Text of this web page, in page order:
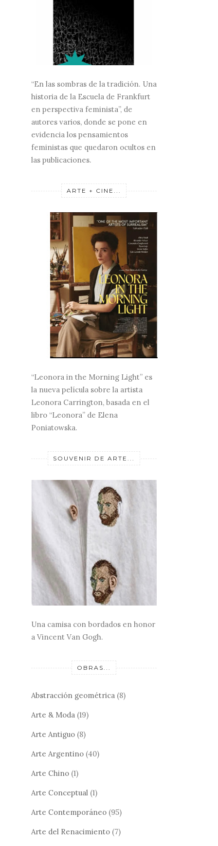
“En las sombras de la tradición. Una
historia de la Escuela de Frankfurt
en perspectiva feminista”, de
autores varios, donde se pone en
evidencia los pensamientos
feministas que quedaron ocultos en
las publicaciones.
ARTE + CINE...
“Leonora in the Morning Light” es
la nueva película sobre la artista
Leonora Carrington, basada en el
libro “Leonora” de Elena
Poniatowska.
SOUVENIR DE ARTE...
Una camisa con bordados en honor
a Vincent Van Gogh.
OBRAS...
Abstracción geométrica (8)
Arte & Moda (19)
Arte Antiguo (8)
Arte Argentino (40)
Arte Chino (1)
Arte Conceptual (1)
Arte Contemporáneo (95)
Arte del Renacimiento (7)